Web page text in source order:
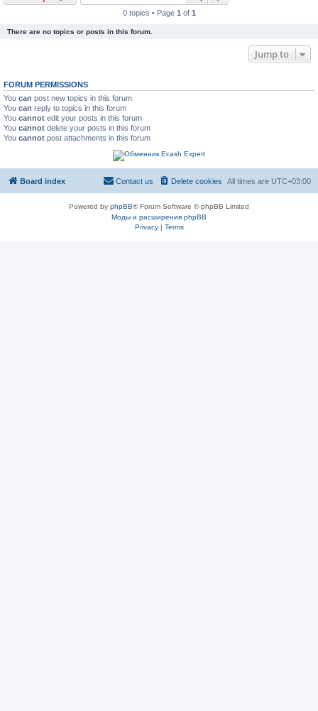
0 topics • Page 1 of 1
There are no topics or posts in this forum.
Jump to
FORUM PERMISSIONS
You can post new topics in this forum
You can reply to topics in this forum
You cannot edit your posts in this forum
You cannot delete your posts in this forum
You cannot post attachments in this forum
Board index All times are UTC+03:00
Delete cookies
Contact us
Powered by phpBB® Forum Software © phpBB Limited
Моды и расширения phpBB
Privacy| Terms